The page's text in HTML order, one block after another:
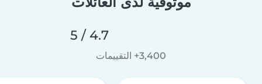
4.7 / 5
3,400+ التقييمات